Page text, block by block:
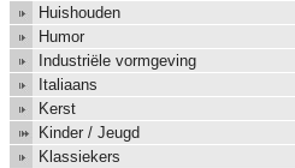
Huishouden
Humor
Industriële vormgeving
Italiaans
Kerst
Kinder / Jeugd
Klassiekers